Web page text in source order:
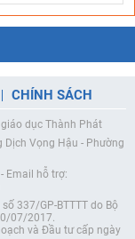
CHÍNH SÁCH
dục Thành Phát
Dịch Vọng Hậu - Phường
Email hỗ trợ:
337/GP-BTTTT do Bộ
07/2017.
và Đầu tư cấp ngày